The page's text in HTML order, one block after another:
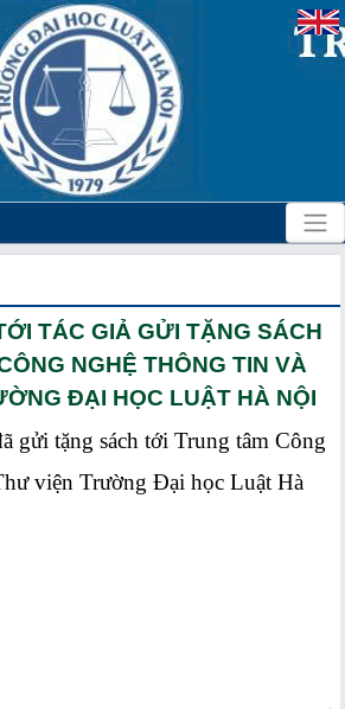
TÁC GIẢ GỬI TẶNG SÁCH
NGHỆ THÔNG TIN VÀ
ĐẠI HỌC LUẬT HÀ NỘI
gửi tặng sách tới Trung tâm Công
viện Trường Đại học Luật Hà